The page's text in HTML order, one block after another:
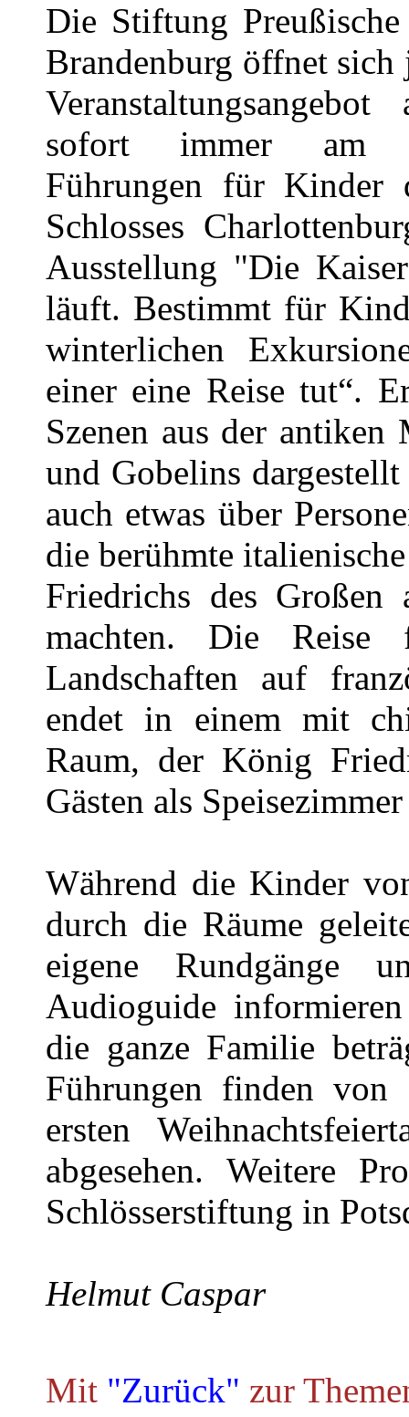
Die Stiftung
Brandenburg öffnet
sofort immer am
Führungen für Kinder
Schlosses
Ausstellung "Die
läuft. Bestimmt für
winterlichen
einer eine Reise tut“.
Szenen aus der
und Gobelins
auch etwas über
die berühmte
Friedrichs des Großen
machten. Die Reise
Landschaften auf
endet in einem mit
Raum, der König
Gästen als
Während die Kinder
durch die Räume
eigene Rundgänge
Audioguide
die ganze Familie
Führungen finden
ersten
abgesehen. Weitere
Schlösserstiftung in
Helmut Caspar
Mit "Zurück" zur